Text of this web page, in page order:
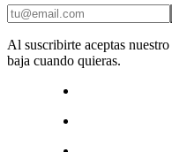
Al suscribirte aceptas nuestro
baja cuando quieras.